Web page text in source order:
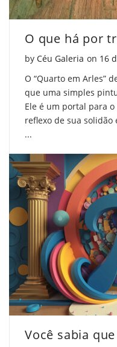
by Céu Galeria on 16
O “Quarto em Arles”
que uma simples
Ele é um portal para
reflexo de sua
...